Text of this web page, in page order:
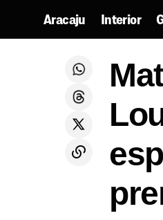
Aracaju Interior
cartões em Simão Dias e Poço